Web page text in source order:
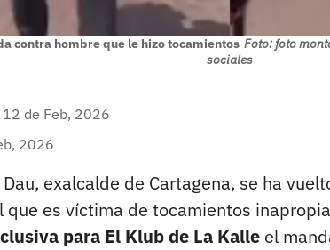
contra hombre que le hizo tocamientos Foto: foto
sociales
12 de Feb, 2026
2026
exalcalde de Cartagena, se ha
que es víctima de tocamientos
para El Klub de La Kalle el